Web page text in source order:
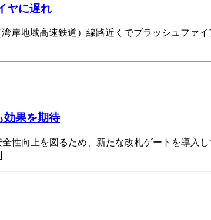
ヤに遅れ
岸地域高速鉄道）線路近くでブラッシュファ
効果を期待
性向上を図るため、新たな改札ゲートを導入